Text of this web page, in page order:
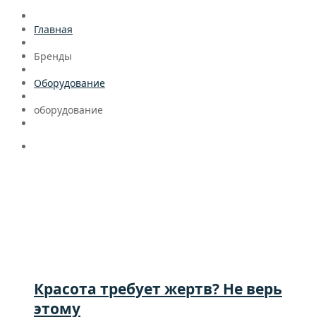
Главная
Бренды
Оборудование
оборудование
Красота требует жертв? Не верь
этому